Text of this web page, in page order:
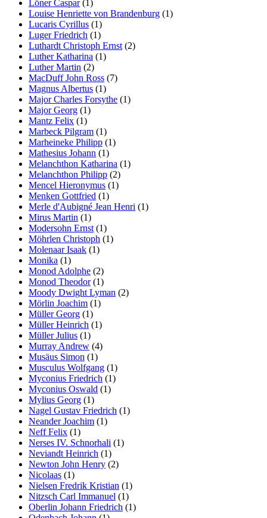
Löner Caspar(1)
Louise Henriette von Brandenburg (1)
Lucaris Cyrillus (1)
Luger Friedrich (1)
Luthardt Christoph Ernst (2)
Luther Katharina (1)
Luther Martin (2)
MacDuff John Ross (7)
Magnus Albertus (1)
Major Charles Forsythe (1)
Major Georg (1)
Mantz Felix (1)
Marbeck Pilgram (1)
Marheineke Philipp (1)
Mathesius Johann (1)
Melanchthon Katharina (1)
Melanchthon Philipp (2)
Mencel Hieronymus (1)
Menken Gottfried (1)
Merle d'Aubigné Jean Henri (1)
Mirus Martin (1)
Modersohn Ernst (1)
Möhrlen Christoph (1)
Molenaar Isaak (1)
Monika (1)
Monod Adolphe (2)
Monod Theodor(1)
Moody Dwight Lyman (2)
Mörlin Joachim (1)
Müller Georg (1)
Müller Heinrich (1)
Müller Julius (1)
Murray Andrew (4)
Musäus Simon (1)
Musculus Wolfgang (1)
Myconius Friedrich (1)
Myconius Oswald (1)
Mylius Georg (1)
Nagel Gustav Friedrich (1)
Neander Joachim (1)
Neff Felix (1)
Nerses IV. Schnorhali (1)
Neviandt Heinrich (1)
Newton John Henry (2)
Nicolaas (1)
Nielsen Fredrik Kristian (1)
Nitzsch Carl Immanuel (1)
Oberlin Johann Friedrich (1)